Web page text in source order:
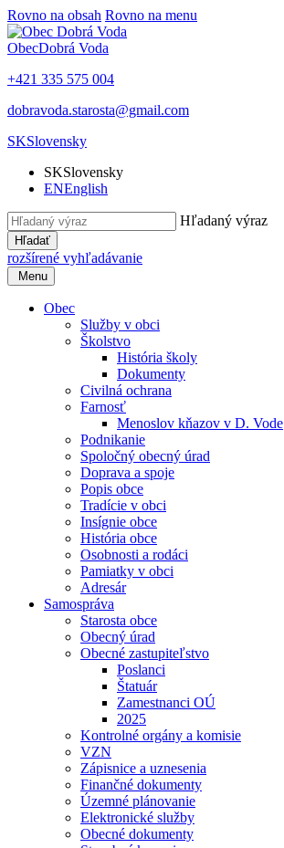
Rovno na obsah Rovno na menu
ObecDobrá Voda
+421 335 575 004
dobravoda.starosta@gmail.com
SKSlovensky
SKSlovensky
ENEnglish
Hľadaný výraz
Hľadať
rozšírené vyhľadávanie
Menu
Obec
Služby v obci
Školstvo
História školy
Dokumenty
Civilná ochrana
Farnosť
Menoslov kňazov v D. Vode
Podnikanie
Spoločný obecný úrad
Doprava a spoje
Popis obce
Tradície v obci
Insígnie obce
História obce
Osobnosti a rodáci
Pamiatky v obci
Adresár
Samospráva
Starosta obce
Obecný úrad
Obecné zastupiteľstvo
Poslanci
Štatuár
Zamestnanci OÚ
2025
Kontrolné orgány a komisie
VZN
Zápisnice a uznesenia
Finančné dokumenty
Územné plánovanie
Elektronické služby
Obecné dokumenty